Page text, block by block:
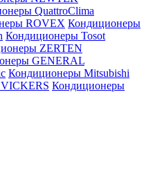
QuattroClima
ROVEX Кондиционеры
Кондиционеры Tosot
ZERTEN
GENERAL
Кондиционеры Mitsubishi
Кондиционеры